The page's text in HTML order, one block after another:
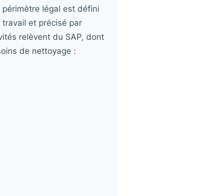
légal est défini
travail et précisé par
relèvent du SAP, dont
de nettoyage :